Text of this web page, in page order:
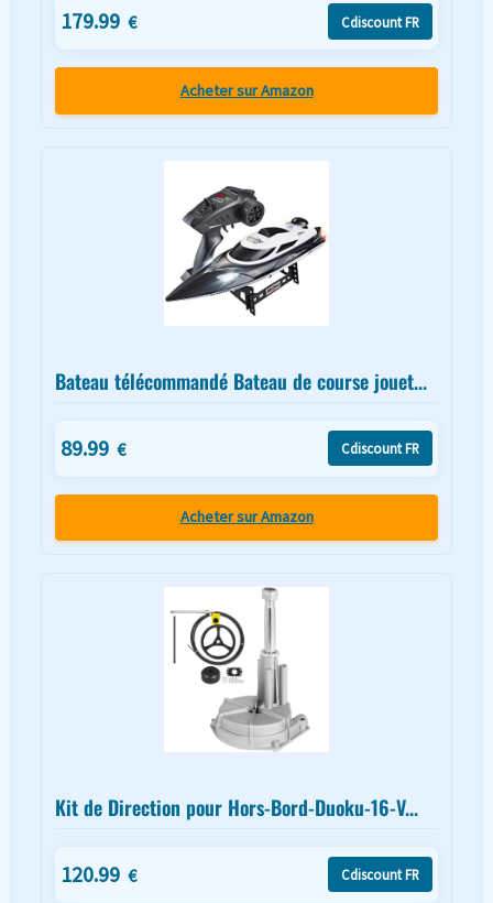
179.99 € Cdiscount FR
Acheter sur Amazon
Bateau télécommandé Bateau de course jouet...
89.99 € Cdiscount FR
Acheter sur Amazon
Kit de Direction pour Hors-Bord-Duoku-16-V...
120.99 € Cdiscount FR